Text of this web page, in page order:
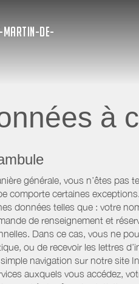
MARTIN-DE-
à
générale, vous n’êtes
comporte certaines
données telles que : votre
de renseignement et
Dans ce cas, vous ne
ou de recevoir les lettres
simple navigation sur notre site
auxquels vous accédez,